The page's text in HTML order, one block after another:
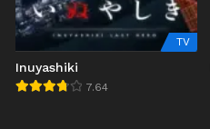
TV
Inuyashiki
7.64